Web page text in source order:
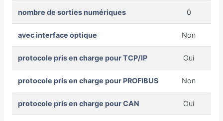
nombre de sorties numériques 0
avec interface optique Non
protocole pris en charge pour TCP/IP Oui
protocole pris en charge pour PROFIBUS Non
protocole pris en charge pour CAN Oui